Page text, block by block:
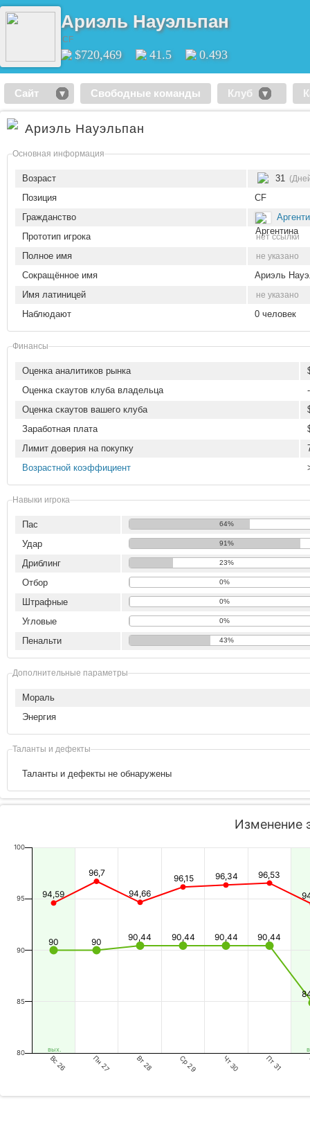
Ариэль Науэльпан
CF
$720,469 41.5 0.493
Сайт Свободные команды Клуб
Ариэль Науэльпан
Основная информация
Возраст 31
Позиция
CF
Гражданство
Прототип игрока
нет ссылки
Полное имя не указано
Сокращённое имя
Ариэль
Имя латиницей
не указано
Наблюдают 0 человек
Финансы
Оценка аналитиков рынка
Оценка скаутов клуба владельца
Оценка скаутов вашего клуба
Заработная плата
Лимит доверия на покупку
Возрастной коэффициент
Навыки игрока
Пас 64%
Удар 91%
Дриблинг 23%
Отбор 0%
Штрафные 0%
Угловые 0%
Пенальти 43%
Дополнительные параметры
Мораль
Энергия
Таланты и дефекты
Таланты и дефекты не обнаружены
вых.
Изменение
90 90 90,44 90,44 90,44 90,44
94,59
96,7
94,66
96,15 96,34
96,53
Вс 26 Пн 27 Вт 28 Ср 29 Чт 30 Пт 31
80
85
90
95
100